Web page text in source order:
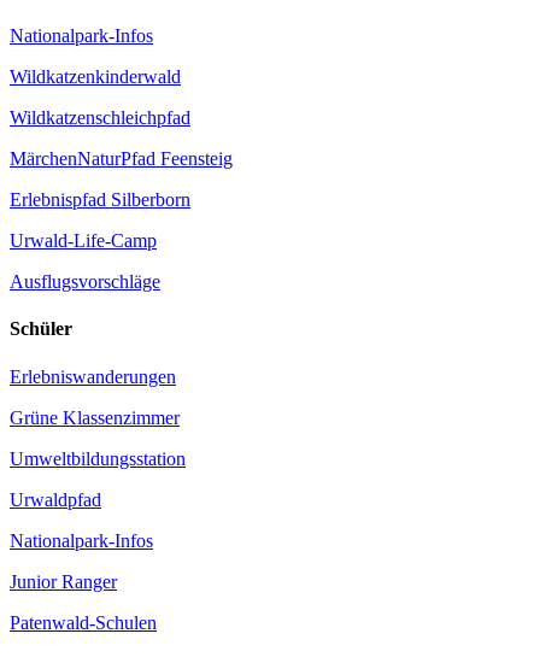
Nationalpark-Infos
Wildkatzen­kinderwald
Wildkatzen­schleichpfad
MärchenNatur­Pfad Feensteig
Erlebnispfad Silberborn
Urwald-Life-Camp
Ausflugsvorschläge
Schüler
Erlebnis­wanderungen
Grüne Klassenzimmer
Umwelt­bildungsstation
Urwaldpfad
Nationalpark-Infos
Junior Ranger
Patenwald-Schulen